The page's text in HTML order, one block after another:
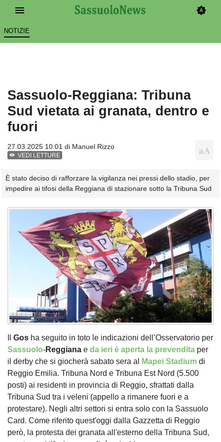
NOTIZIE
Sassuolo-Reggiana: Tribuna
Sud vietata ai granata, dentro e
fuori
27.03.2025 10:01 di Manuel Rizzo
VEDI LETTURE
È stato deciso di rafforzare la vigilanza nei pressi dello stadio, per
impedire ai tifosi della Reggiana di stazionare sotto la Tribuna Sud
Gos ha seguito in toto le indicazioni dell’Osservatorio per
Sassuolo-Reggiana e da ieri è aperta la prevendita per
il derby che si giocherà sabato sera al
Mapei Stadium di
Reggio Emilia. Tribuna Nord e Tribuna Est Nord (5.500
posti) ai residenti in provincia di Reggio, sfrattati dalla
Tribuna Sud tra i veleni (appello a rimanere fuori e a
protestare). Negli altri settori si entra solo con la Sassuolo
Card. Come riferito quest'oggi dalla Gazzetta di Reggio
però, la protesta dei granata all'esterno della Tribuna Sud,